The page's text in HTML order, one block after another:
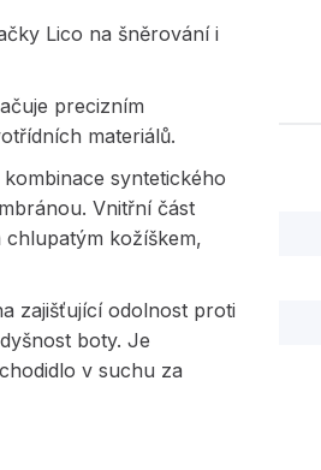
Lico na šněrování i
precizním
materiálů.
syntetického
Vnitřní část
chlupatým kožíškem,
zajišťující odolnost proti
boty. Je
v suchu za